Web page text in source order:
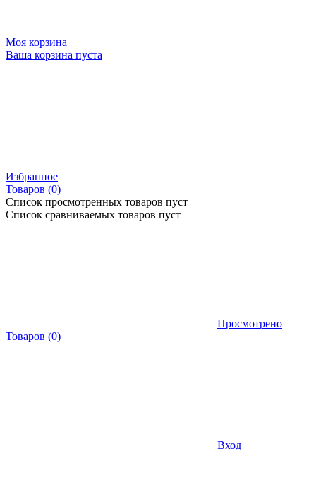
Моя корзина
Ваша корзина пуста
Избранное
Товаров (0)
Список просмотренных товаров пуст
Список сравниваемых товаров пуст
Просмотрено
Товаров (0)
Вход